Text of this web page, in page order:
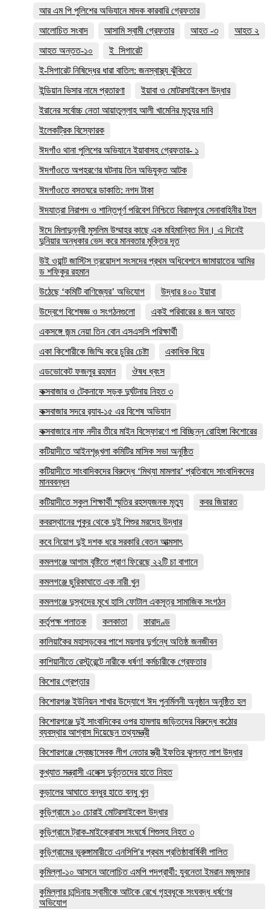
আর এম পি পুলিশের অভিযানে মাদক কারবারি গ্রেফতার
আলোচিত সংবাদ
আসামি স্বামী গ্রেফতার আহত -৩
আহত ২
আহত অন্তত-১০
ই_সিগারেট
ই-সিগারেট নিষিদ্ধের ধারা বাতিল: জনস্বাস্থ্য ঝুঁকিতে
ইন্ডিয়ান ভিসার নামে প্রতারণা
ইয়াবা ও মোটরসাইকেল উদ্ধার
ইরানের সর্বোচ্চ নেতা আয়াতুল্লাহ আলী খামেনির মৃত্যুর দাবি
ইলেকট্রিক বিস্ফোরক
ঈদগাঁও থানা পুলিশের অভিযানে ইয়াবাসহ গ্রেফতার- ১
ঈদগাঁওতে অপহরণের ঘটনায় তিন অভিযুক্ত আটক
ঈদগাঁওতে বসতঘরে ডাকাতি: নগদ টাকা
ঈদযাত্রা নিরাপদ ও শান্তিপূর্ণ পরিবেশ নিশ্চিতে বিরামপুরে সেনাবাহিনীর টহল
ঈদে মিলাদুন্নবী মুসলিম উম্মাহর কাছে এক মহিমান্বিত দিন। এ দিনেই
দুনিয়ার অন্ধকার ভেদ করে মানবতার মুক্তির দূত
উই ওয়ান্ট জাস্টিস ত্রয়োদশ সংসদের প্রথম অধিবেশনে জামায়াতের আমির
ড শফিকুর রহমান
উঠেছে ‘কমিটি বাণিজ্যের’ অভিযোগ
উদ্ধার ৪০০ ইয়াবা
উদ্বেগে বিশেষজ্ঞ ও সংগঠনগুলো
একই পরিবারের ৪ জন আহত
একসঙ্গে জন্ম নেয়া তিন বোন এসএসসি পরিক্ষার্থী
একা কিশোরীকে জিম্মি করে চুরির চেষ্টা
একাধিক বিয়ে
এডভোকেট ফজলুর রহমান
ঔষধ ধ্বংস
কক্সবাজার ও টেকনাফে সড়ক দুর্ঘটনায় নিহত ৩
কক্সবাজার সদরে র‍্যাব-১৫ এর বিশেষ অভিযান
কক্সবাজারে নাফ নদীর তীরে মাইন বিস্ফোরণে পা বিচ্ছিন্ন রোহিঙ্গা কিশোরের
কটিয়াদীতে আইনশৃঙ্খলা কমিটির মাসিক সভা অনুষ্ঠিত
কটিয়াদীতে সাংবাদিকদের বিরুদ্ধে ‘মিথ্যা মামলার’ প্রতিবাদে সাংবাদিকদের
মানববন্ধন
কটিয়াদীতে স্কুল শিক্ষার্থী স্মৃতির রহস্যজনক মৃত্যু
কবর জিয়ারত
কবরস্থানের পুকুর থেকে দুই শিশুর মরদেহ উদ্ধার
কবে নিয়োগ দুই দশক ধরে সরকারি বেতন আত্মসাৎ
কমলগঞ্জে আগাম বৃষ্টিতে প্রাণ ফিরেছে ২২টি চা বাগানে
কমলগঞ্জে ছুরিকাঘাতে এক নারী খুন
কমলগঞ্জে দুস্থদের মুখে হাসি ফোটাল একসূত্র সামাজিক সংগঠন
কর্তৃপক্ষ পলাতক
কলকাতা
কারাদণ্ড
কালিয়াকৈর মহাসড়কের পাশে ময়লার দুর্গন্ধে অতিষ্ঠ জনজীবন
কাশিয়ানীতে রেস্টুরেন্টে নারীকে ধর্ষণ! কর্মচারীকে গ্রেফতার
কিশোর গ্রেপ্তার
কিশোরগঞ্জ ইউনিয়ন শাখার উদ্যোগে ঈদ পুনর্মিলনী অনুষ্ঠান অনুষ্ঠিত হল
কিশোরগঞ্জে দুই সাংবাদিকের ওপর হামলায় জড়িতদের বিরুদ্ধে কঠোর
ব্যবস্থার আশ্বাস দিয়েছেন তথ্যমন্ত্রী
কিশোরগঞ্জে স্বেচ্ছাসেবক লীগ নেতার স্ত্রী ইফতির ঝুলন্ত লাশ উদ্ধার
কুখ্যাত সন্ত্রাসী এলেক্স দুর্বৃত্তদের হাতে নিহত
কুড়ালের আঘাতে বন্ধুর হাতে বন্ধু খুন
কুড়িগ্রামে ১০ চোরাই মোটরসাইকেল উদ্ধার
কুড়িগ্রামে ট্রাক-মাইক্রোবাস সংঘর্ষে শিশুসহ নিহত ৩
কুড়িগ্রামের ভুরুঙ্গামারীতে এনসিপি'র প্রথম প্রতিষ্ঠাবার্ষিকী পালিত
কুমিল্লা-১০ আসনে আলোচিত এমপি পদপ্রার্থী: যুবনেতা ইমরান মজুমদার
কুমিল্লার চান্দিনায় স্বামীকে আটকে রেখে গৃহবধূকে সংঘবদ্ধ ধর্ষণের
অভিযোগ